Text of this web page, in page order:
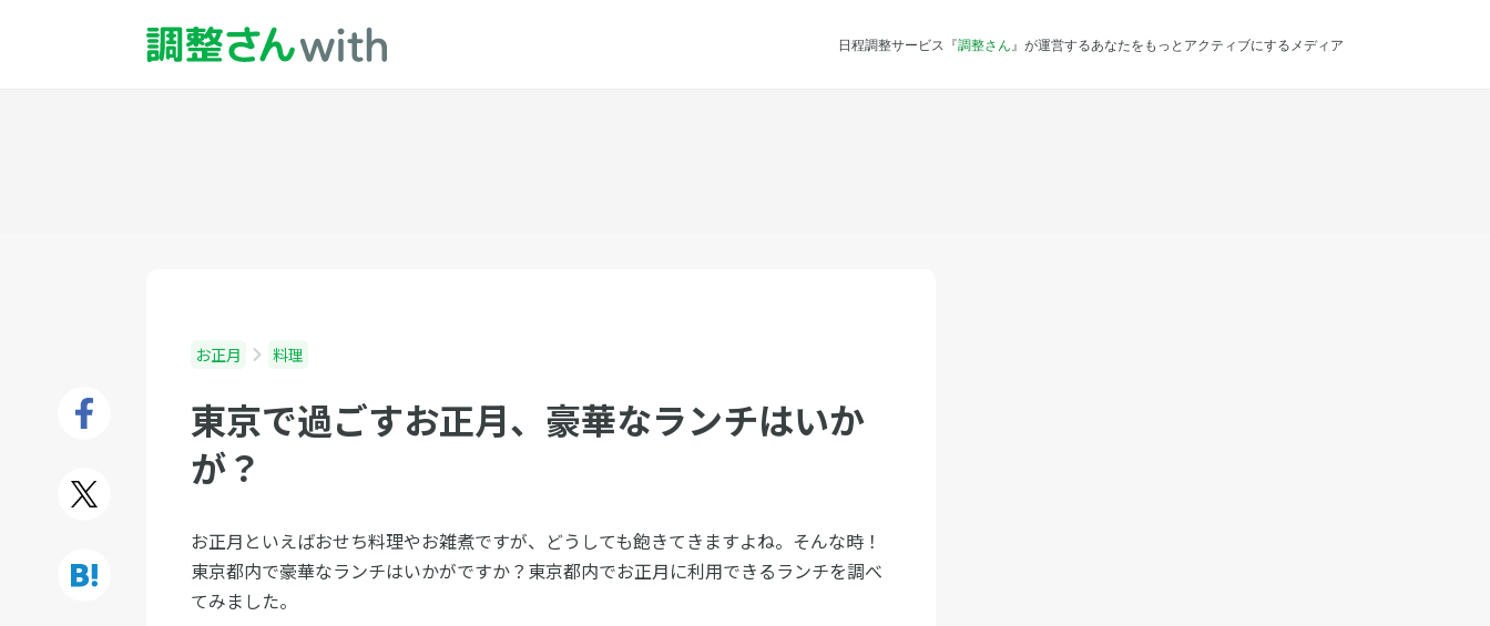
日程調整サービス『調整さん 』が運営するあなたをもっとアクティブにするメディア
お正月 料理
東京で過ごすお正月、豪華なランチはいか
が？
お正月といえばおせち料理やお雑煮ですが、どうしても飽きてきますよね。そんな時！
東京都内で豪華なランチはいかがですか？東京都内でお正月に利用できるランチを調べ
てみました。